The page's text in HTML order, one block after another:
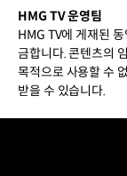
HMG TV 운영팀
HMG TV에 게재된
금합니다. 콘텐츠의
목적으로 사용할 수
받을 수 있습니다.